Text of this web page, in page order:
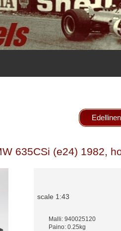
Edellinen
635CSi (e24) 1982,
scale 1:43
Malli: 940025120
Paino: 0.25kg